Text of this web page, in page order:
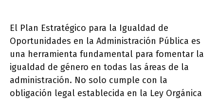
El Plan Estratégico para la Igualdad de
Oportunidades en la Administración Pública es
una herramienta fundamental para fomentar la
igualdad de género en todas las áreas de la
administración. No solo cumple con la
obligación legal establecida en la Ley Orgánica